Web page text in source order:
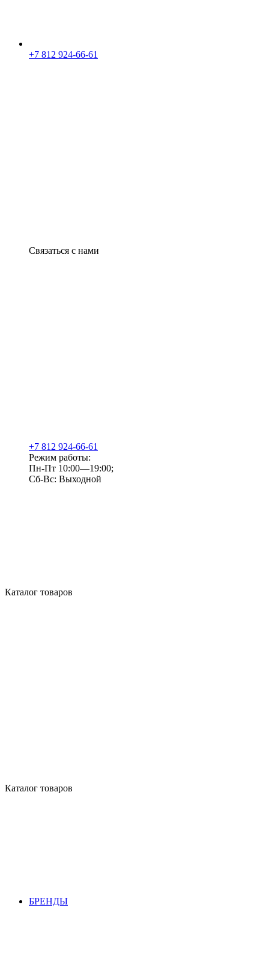
+7 812 924-66-61
Связаться с нами
+7 812 924-66-61
Режим работы:
Пн-Пт 10:00—19:00;
Сб-Вс: Выходной
Каталог товаров
Каталог товаров
БРЕНДЫ